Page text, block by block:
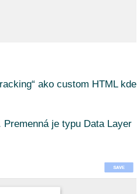
ako custom HTML kde
Premenná je typu Data Layer